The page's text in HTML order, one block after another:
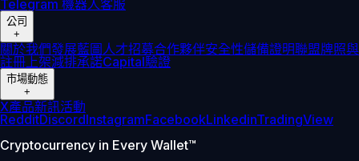
Telegram 機器人客服
公司
+
關於我們發展藍圖人才招募合作夥伴安全性儲備證明聯盟牌照與
註冊 上架減排承諾Capital驗證
市場動態
+
X產品新訊活動
RedditDiscordInstagramFacebookLinkedinTradingView
Cryptocurrency in Every Wallet™